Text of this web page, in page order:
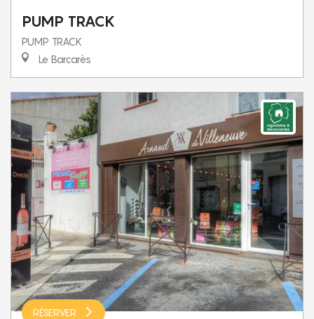
PUMP TRACK
PUMP TRACK
Le Barcarès
RÉSERVER